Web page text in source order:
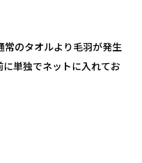
常のタオルより毛羽が発生
単独でネットに入れてお